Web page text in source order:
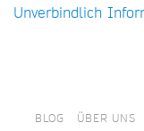
Unverbindlich
BLOG ÜBER UNS